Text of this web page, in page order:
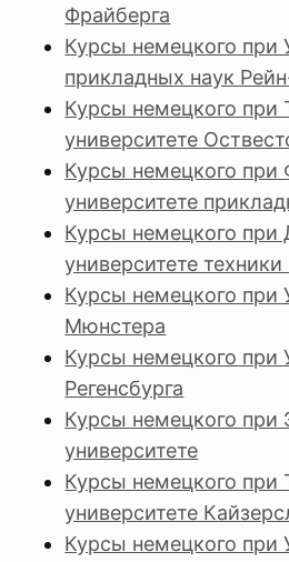
Фрайберга
Курсы немецкого при
прикладных наук
Курсы немецкого при
университете
Курсы немецкого при
университете
Курсы немецкого при
университете
Курсы немецкого при
Мюнстера
Курсы немецкого при
Регенсбурга
Курсы немецкого при
университете
Курсы немецкого при
университете
Курсы немецкого при